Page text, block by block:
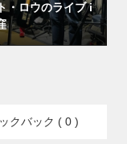
・ロウのライブ i
クバック ( 0 )